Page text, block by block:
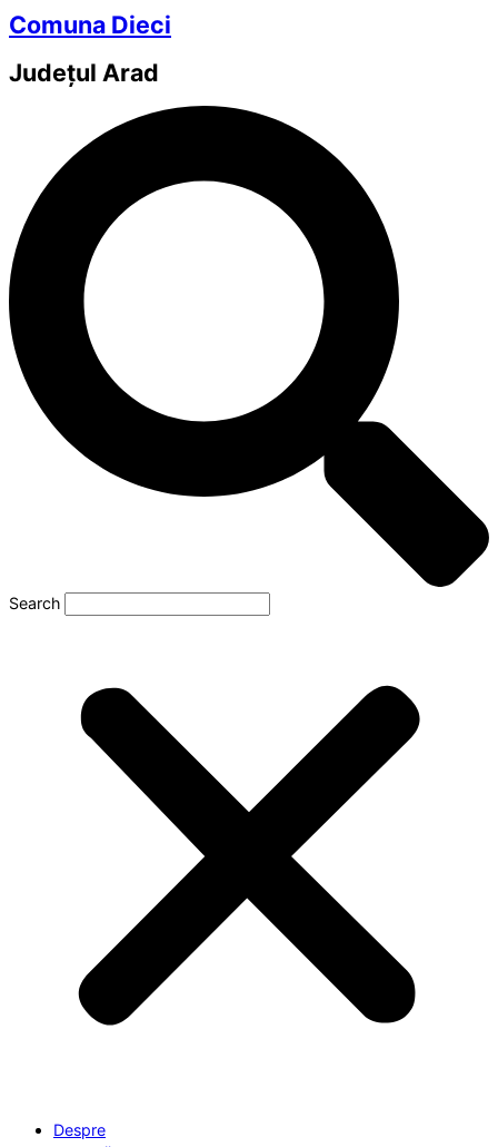
Comuna Dieci
Județul Arad
Search
Despre